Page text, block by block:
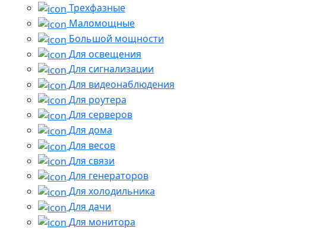
Трехфазные
Маломощные
Большой мощности
Для освещения
Для сигнализации
Для видеонаблюдения
Для роутера
Для серверов
Для дома
Для весов
Для связи
Для генераторов
Для холодильника
Для дачи
Для монитора